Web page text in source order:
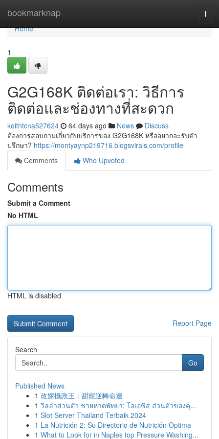
bookmarknap
Home
Home
1
G2G168K ติดต่อเรา: วิธีการ
ติดต่อและช่องทางที่สะดวก
keithtcna527624 64 days ago News
Discuss
ต้องการสอบถามเกี่ยวกับบริการของ G2G168K หรืออยากจะรับคำ
ปรึกษา? https://montyaynp219716.blogsvirals.com/profile
Comments
Who Upvoted
Comments
Submit a Comment
No HTML
HTML is disabled
Report Page
Search
Go
Published News
1 改嫁攝政王：甜寵逆轉命運
1 วิลล่าส่วนตัว ชายหาดพัทยา: โอเอซิส ส่วนตัวของคุ...
1 Slot Server Thailand Terbaik 2024
1 La Nutrición 2: Su Directorio de Nutrición Optima
1 What to Look for in Naples top Pressure Washing...